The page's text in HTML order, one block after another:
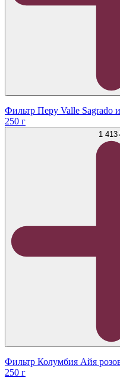
Фильтр Перу Valle Sagrado
250 г
1 413
Фильтр Колумбия Айя
250 г